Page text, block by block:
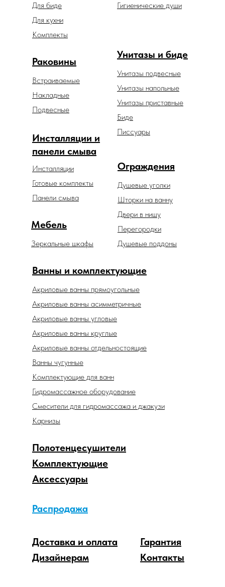
Гигиенические души
Унитазы и биде
Унитазы подвесные
Унитазы напольные
Унитазы приставные
Раковины
Встраиваемые
Накладные
Подвесные
Для биде
Для кухни
Ванны и комплектующие
Акриловые ванны прямоугольные
Зеркальные шкафы
Мебель
Ограждения
Душевые уголки
Шторки на ванну
Двери в нишу
Перегородки
Аксессуары
Распродажа
Комплектующие
Дизайнерам
Доставка и оплата
Гарантия
Контакты
Биде
Душевые поддоны
Акриловые ванны отдельностоящие
Акриловые ванны асимметричные
Акриловые ванны угловые
Акриловые ванны круглые
Ванны чугунные
Комплектующие для ванн
Гидромассажное оборудование
Смесители для гидромассажа и джакузи
Карнизы
Полотенцесушители
Инсталляции и
панели смыва
Инсталляции
Готовые комплекты
Панели смыва
Комплекты
Писсуары